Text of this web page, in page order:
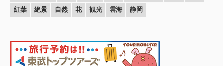
紅葉
絶景 自然 花 観光 雲海 静岡